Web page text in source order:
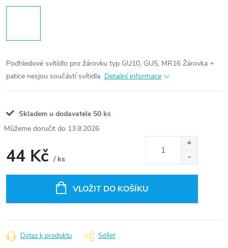
Podhledové svítídlo pro žárovku typ GU10, GU5, MR16 Žárovka +
patice nesjou součástí svítidla Detailní informace
Skladem u dodavatele 50 ks
13.8.2026
44 Kč / ks
VLOŽIT DO KOŠÍKU
Dotaz k produktu Sdílet